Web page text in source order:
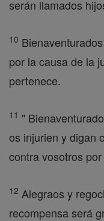
serán llamados
10
por la causa de la
pertenece.
11 "
os injurien y digan
contra vosotros
12 Alegraos y
recompensa será